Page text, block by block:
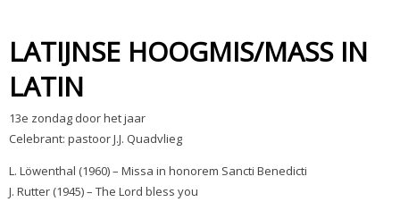
LATIJNSE HOOGMIS/MASS IN
LATIN
13e zondag door het jaar
Celebrant: pastoor J.J. Quadvlieg
L. Löwenthal (1960) – Missa in honorem Sancti Benedicti
J. Rutter (1945) – The Lord bless you